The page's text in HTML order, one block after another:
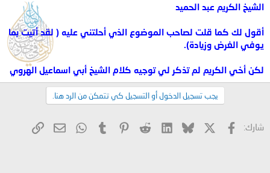
الشيخ الكريم عبد الحميد
أقول لك كما قلت لصاحب الموضوع الذي أحلتني عليه ( لقد أتيت بما
يوفي الغرض وزيادة).
لكن أخي الكريم لم تذكر لي توجيه كلام الشيخ أبي اسماعيل الهروي
يجب تسجيل الدخول أو التسجيل كي تتمكن من الرد هنا.
شارك: فيسبوك Bluesky
LinkedIn
Reddit
Pinterest
Tumblr
WhatsApp
البريد